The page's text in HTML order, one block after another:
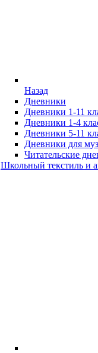
Назад
Дневники
Дневники 1-11
Дневники 1-4
Дневники 5-11
Дневники для
Читательские
Школьный текстиль и